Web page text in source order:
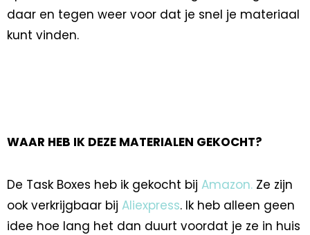
daar en tegen weer voor dat je snel je materiaal
kunt vinden.
WAAR HEB IK DEZE MATERIALEN GEKOCHT?
De Task Boxes heb ik gekocht bij Amazon. Ze zijn
ook verkrijgbaar bij Aliexpress. Ik heb alleen geen
idee hoe lang het dan duurt voordat je ze in huis